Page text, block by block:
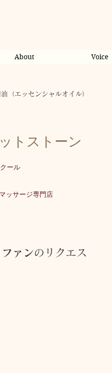
About Voice
油（エッセンシャルオイル）
そのほか
トストーン
ール
ッサージ専門店
ァンのリクエス